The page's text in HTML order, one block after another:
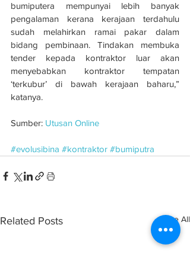
bumiputera mempunyai lebih banyak
pengalaman kerana kerajaan terdahulu
sudah melahirkan ramai pakar dalam
bidang pembinaan. Tindakan membuka
tender kepada kontraktor luar akan
menyebabkan kontraktor tempatan
‘terkubur’ di bawah kerajaan baharu,”
katanya.
Sumber: Utusan Online
#evolusibina #kontraktor #bumiputra
Related Posts See All